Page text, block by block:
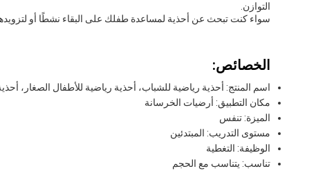
التوازن.
سواء كنت تبحث عن أحذية لمساعدة طفلك على البقاء نشطًا أو
الخصائص:
اسم المنتج: أحذية رياضية للشباب، أحذية رياضية للأطفال الصغار،
مكان التطبيق: أرضيات الخرسانة
الميزة: تنفس
مستوى التدريب: المبتدئين
الوظيفة: التغطية
تناسب: يتناسب مع الحجم